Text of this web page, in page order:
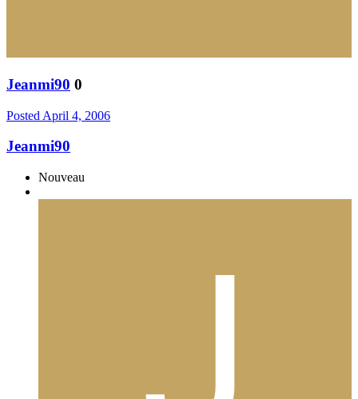
Jeanmi90 0
Posted April 4, 2006
Jeanmi90
Nouveau